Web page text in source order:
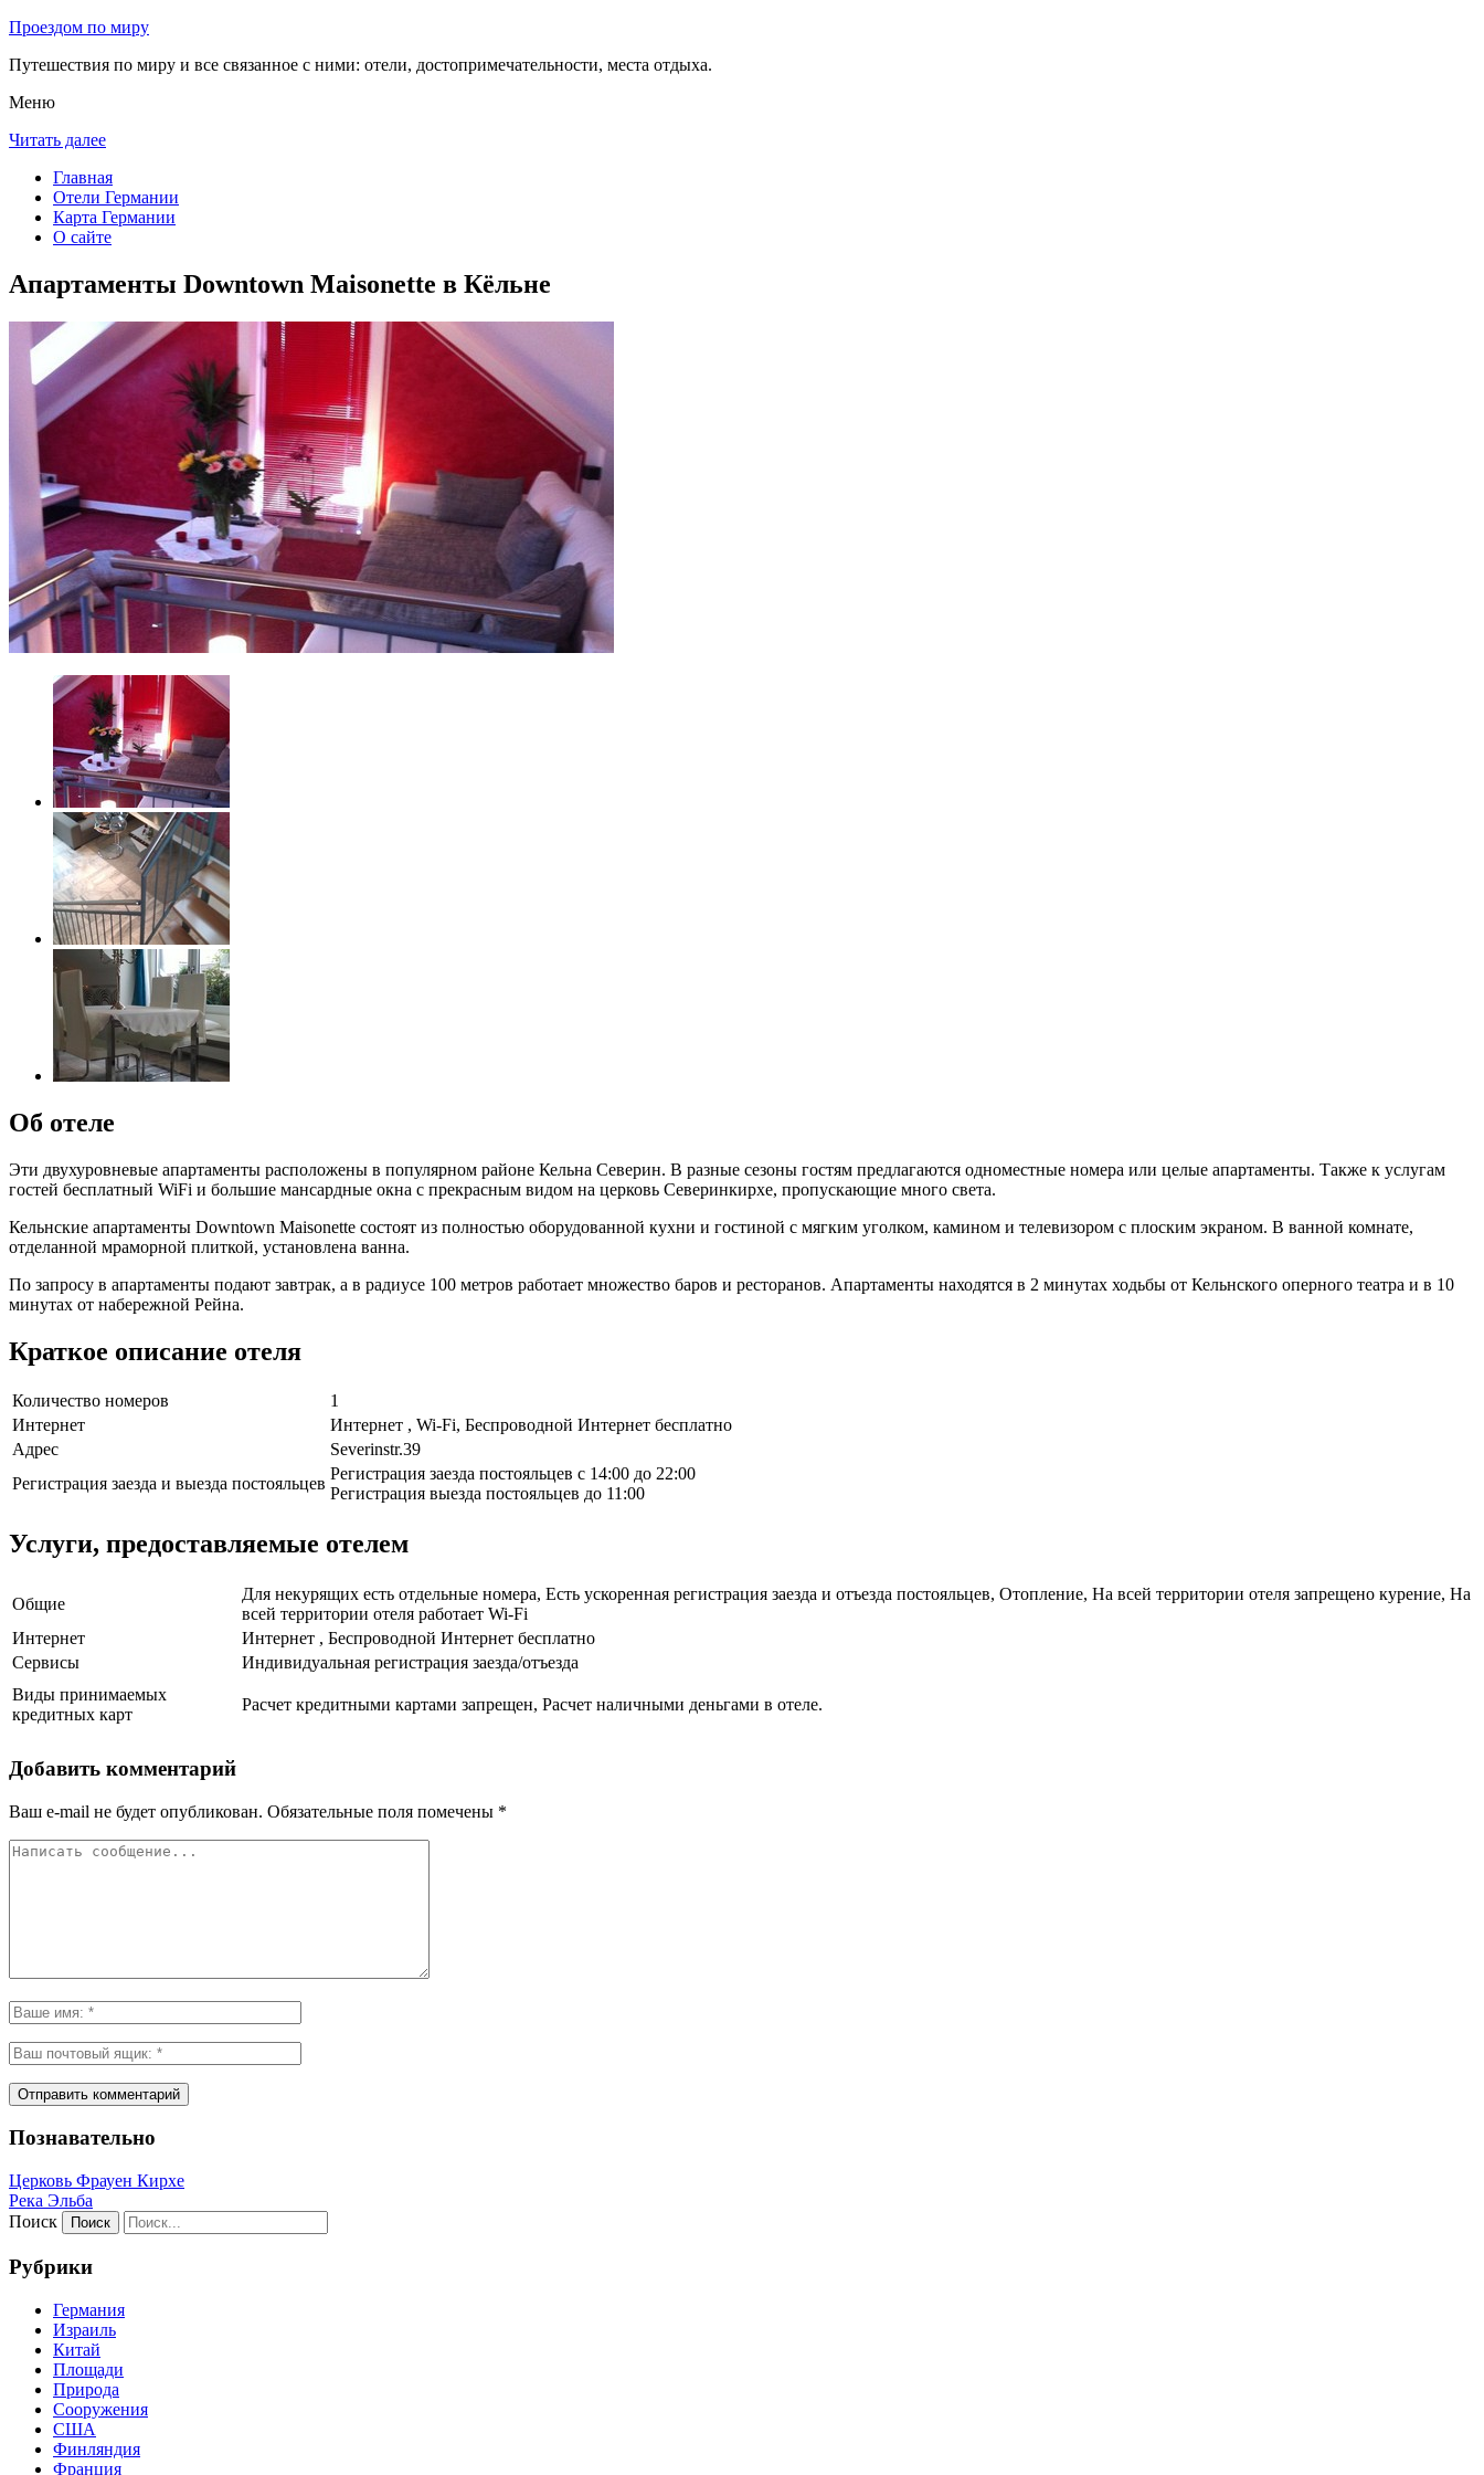
Проездом по миру
Путешествия по миру и все связанное с ними: отели, достопримечательности, места отдыха.
Меню
Читать далее
Главная
Отели Германии
Карта Германии
О сайте
Апартаменты Downtown Maisonette в Кёльне
Об отеле
Эти двухуровневые апартаменты расположены в популярном районе Кельна Северин. В разные сезоны гостям предлагаются одноместные номера или целые апартаменты. Также к услугам
гостей бесплатный WiFi и большие мансардные окна с прекрасным видом на церковь Северинкирхе, пропускающие много света.
Кельнские апартаменты Downtown Maisonette состоят из полностью оборудованной кухни и гостиной с мягким уголком, камином и телевизором с плоским экраном. В ванной комнате,
отделанной мраморной плиткой, установлена ванна.
По запросу в апартаменты подают завтрак, а в радиусе 100 метров работает множество баров и ресторанов. Апартаменты находятся в 2 минутах ходьбы от Кельнского оперного театра и в 10
минутах от набережной Рейна.
Краткое описание отеля
Количество номеров
1
Интернет
Интернет , Wi-Fi, Беспроводной Интернет бесплатно
Адрес
Severinstr.39
Регистрация заезда и выезда постояльцев
Регистрация заезда постояльцев с 14:00 до 22:00
Регистрация выезда постояльцев до 11:00
Услуги, предоставляемые отелем
Общие
Для некурящих есть отдельные номера, Есть ускоренная регистрация заезда и отъезда постояльцев, Отопление, На всей территории отеля запрещено курение, На
всей территории отеля работает Wi-Fi
Интернет
Интернет , Беспроводной Интернет бесплатно
Сервисы
Индивидуальная регистрация заезда/отъезда
Виды принимаемых
кредитных карт
Расчет кредитными картами запрещен, Расчет наличными деньгами в отеле.
Добавить комментарий
Ваш e-mail не будет опубликован. Обязательные поля помечены *
Познавательно
Церковь Фрауен Кирхе
Река Эльба
Поиск
Рубрики
Германия
Израиль
Китай
Площади
Природа
Сооружения
США
Финляндия
Франция